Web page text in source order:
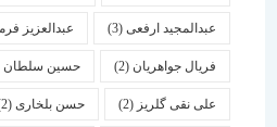
عبدالمجید ارفعی(3) عبدالعزیز
فریال جواهریان(2) حسین سلطان زاده(2)
علی نقی گلریز(2) حسن بلخاری(2)